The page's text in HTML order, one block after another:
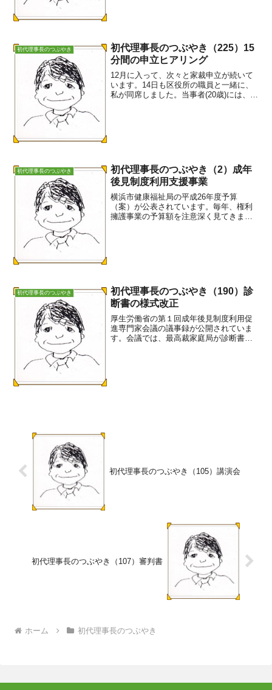
初代理事長のつぶやき
初代理事長のつぶやき（225）15
分間の申立ヒアリング
12月に入って、次々と家裁申立が続いて
います。14日も区役所の職員と一緒に、
私が同席しました。当事者(20歳)には、重
初代理事長のつぶやき
初代理事長のつぶやき（2）成年
後見制度利用支援事業
横浜市健康福祉局の平成26年度予算
（案）が公表されています。毎年、権利
擁護事業の予算額を注意深く見てきまし
初代理事長のつぶやき
初代理事長のつぶやき（190）診
断書の様式改正
厚生労働省の第１回成年後見制度利用促
進専門家会議の議事録が公開されていま
す。会議では、最高裁家庭局が診断書の
初代理事長のつぶやき（105）講演会
初代理事長のつぶやき（107）審判書
ホーム 初代理事長のつぶやき